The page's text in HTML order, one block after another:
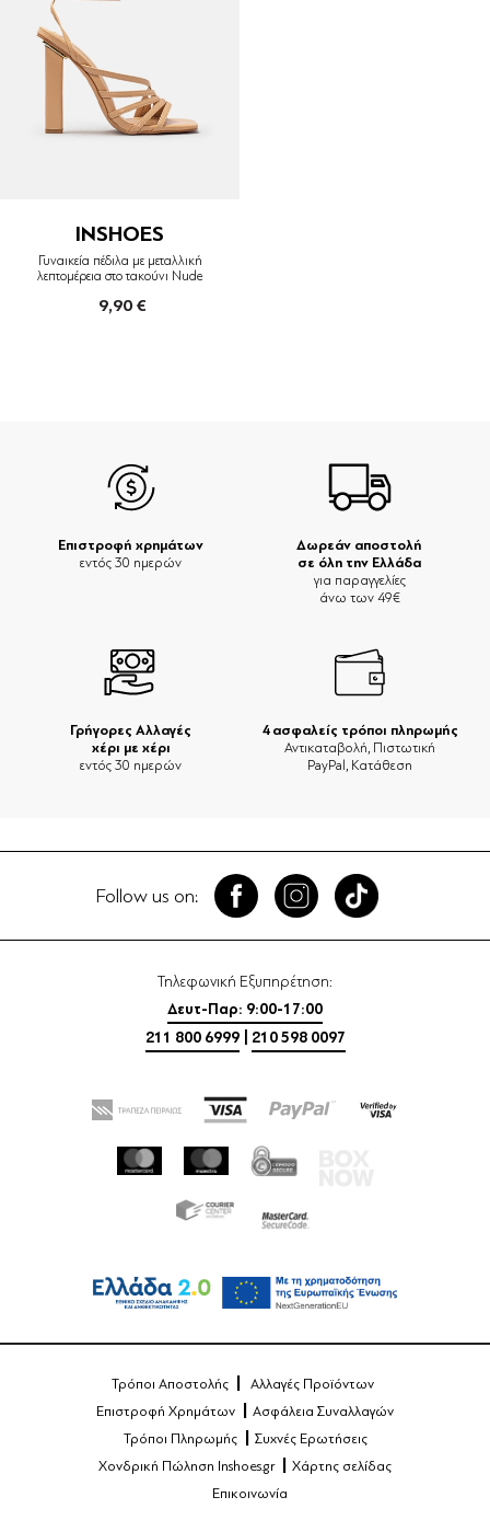
INSHOES
Γυναικεία πέδιλα με μεταλλική
λεπτομέρεια στο τακούνι Nude
9,90 €
Δωρεάν αποστολή
σε όλη την Ελλάδα
για παραγγελίες
άνω των 49€
Επιστροφή χρημάτων
εντός 30 ημερών
Γρήγορες Αλλαγές
χέρι με χέρι
εντός 30 ημερών
4 ασφαλείς τρόποι πληρωμής
Αντικαταβολή, Πιστωτική
PayPal, Κατάθεση
Follow us on:
Τηλεφωνική Εξυπηρέτηση:
Δευτ-Παρ: 9:00-17:00
211 800 6999
210 598 0097
Τρόποι Αποστολής
Αλλαγές Προϊόντων
Επιστροφή Χρημάτων
Ασφάλεια Συναλλαγών
Τρόποι Πληρωμής
Συχνές Ερωτήσεις
Χονδρική Πώληση Inshoes.gr
Χάρτης σελίδας
Επικοινωνία